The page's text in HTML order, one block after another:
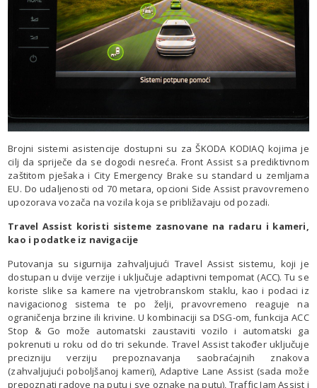
Brojni sistemi asistencije dostupni su za ŠKODA KODIAQ kojima je
cilj da spriječe da se dogodi nesreća. Front Assist sa prediktivnom
zaštitom pješaka i City Emergency Brake su standard u zemljama
EU. Do udaljenosti od 70 metara, opcioni Side Assist pravovremeno
upozorava vozača na vozila koja se približavaju od pozadi.
Travel Assist koristi sisteme zasnovane na radaru i kameri,
kao i podatke iz navigacije
Putovanja su sigurnija zahvaljujući Travel Assist sistemu, koji je
dostupan u dvije verzije i uključuje adaptivni tempomat (ACC). Tu se
koriste slike sa kamere na vjetrobranskom staklu, kao i podaci iz
navigacionog sistema te po želji, pravovremeno reaguje na
ograničenja brzine ili krivine. U kombinaciji sa DSG-om, funkcija ACC
Stop & Go može automatski zaustaviti vozilo i automatski ga
pokrenuti u roku od do tri sekunde. Travel Assist također uključuje
precizniju verziju prepoznavanja saobraćajnih znakova
(zahvaljujući poboljšanoj kameri), Adaptive Lane Assist (sada može
prepoznati radove na putu i sve oznake na putu), Traffic Jam Assist i